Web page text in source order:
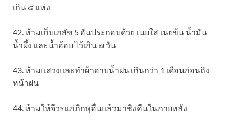
เกิน ๕ แห่ง
42. ห้ามเก็บเภสัช 5 อันประกอบด้วย เนยใส เนยข้น น้ำมัน
น้ำผึ้ง และน้ำอ้อย ไว้เกิน ๗ วัน
43. ห้ามแสวงและทำผ้าอาบน้ำฝน เกินกว่า 1 เดือนก่อนถึง
หน้าฝน
44. ห้ามให้จีวรแก่ภิกษุอื่นแล้วมาชิงคืนในภายหลัง